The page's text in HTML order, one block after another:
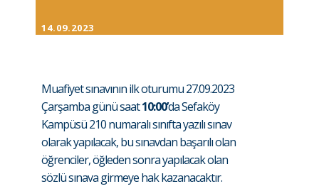
14.09.2023
Muafiyet sınavının ilk oturumu 27.09.2023
Çarşamba günü saat10:00’da Sefaköy
Kampüsü 210 numaralı sınıfta yazılı sınav
olarak yapılacak, bu sınavdan başarılı olan
öğrenciler, öğleden sonra yapılacak olan
sözlü sınava girmeye hak kazanacaktır.